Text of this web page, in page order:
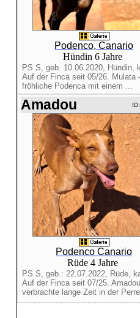
Podenco, Canario
Hündin 6 Jahre
PS S, geb. 10.06.2020, Hündin,
Auf der Finca seit 05/26. Mulata
fröhliche Podenca mit einem ...
Amadou
Podenco Canario
Rüde 4 Jahre
PS S, geb.: 22.07.2022, Rüde,
Auf der Finca seit 07/25. Amadou
verbrachte lange Zeit in der